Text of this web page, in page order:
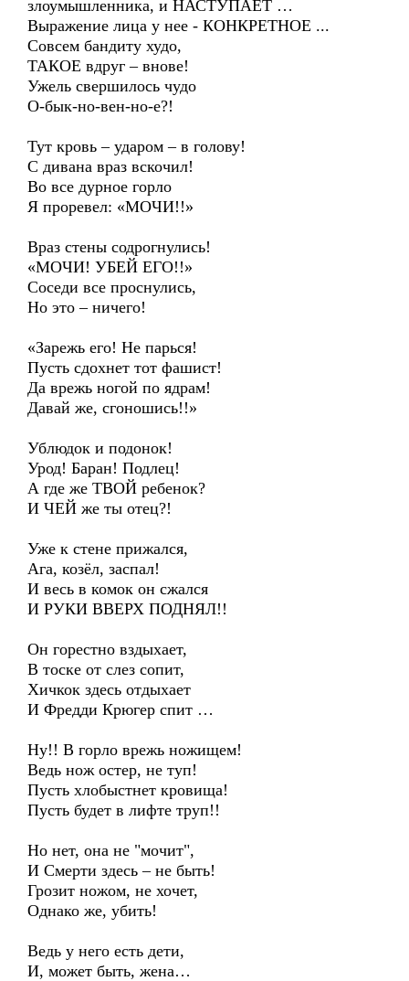
злоумышленника, и НАСТУПАЕТ …
Выражение лица у нее - КОНКРЕТНОЕ ...
Совсем бандиту худо,
ТАКОЕ вдруг – внове!
Ужель свершилось чудо
О-бык-но-вен-но-е?!
Тут кровь – ударом – в голову!
С дивана враз вскочил!
Во все дурное горло
Я проревел: «МОЧИ!!»
Враз стены содрогнулись!
«МОЧИ! УБЕЙ ЕГО!!»
Соседи все проснулись,
Но это – ничего!
«Зарежь его! Не парься!
Пусть сдохнет тот фашист!
Да врежь ногой по ядрам!
Давай же, сгоношись!!»
Ублюдок и подонок!
Урод! Баран! Подлец!
А где же ТВОЙ ребенок?
И ЧЕЙ же ты отец?!
Уже к стене прижался,
Ага, козёл, заспал!
И весь в комок он сжался
И РУКИ ВВЕРХ ПОДНЯЛ!!
Он горестно вздыхает,
В тоске от слез сопит,
Хичкок здесь отдыхает
И Фредди Крюгер спит …
Ну!! В горло врежь ножищем!
Ведь нож остер, не туп!
Пусть хлобыстнет кровища!
Пусть будет в лифте труп!!
Но нет, она не "мочит",
И Смерти здесь – не быть!
Грозит ножом, не хочет,
Однако же, убить!
Ведь у него есть дети,
И, может быть, жена…